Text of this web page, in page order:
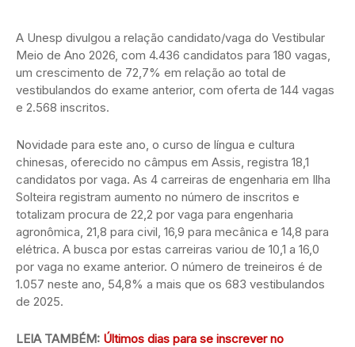
A Unesp divulgou a relação candidato/vaga do Vestibular
Meio de Ano 2026, com 4.436 candidatos para 180 vagas,
um crescimento de 72,7% em relação ao total de
vestibulandos do exame anterior, com oferta de 144 vagas
e 2.568 inscritos.
Novidade para este ano, o curso de língua e cultura
chinesas, oferecido no câmpus em Assis, registra 18,1
candidatos por vaga. As 4 carreiras de engenharia em Ilha
Solteira registram aumento no número de inscritos e
totalizam procura de 22,2 por vaga para engenharia
agronômica, 21,8 para civil, 16,9 para mecânica e 14,8 para
elétrica. A busca por estas carreiras variou de 10,1 a 16,0
por vaga no exame anterior. O número de treineiros é de
1.057 neste ano, 54,8% a mais que os 683 vestibulandos
de 2025.
LEIA TAMBÉM: Últimos dias para se inscrever no